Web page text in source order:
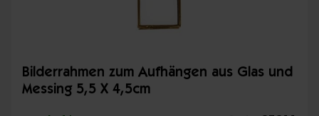
Bilderrahmen zum Aufhängen aus Glas und
Messing 5,5 X 4,5cm